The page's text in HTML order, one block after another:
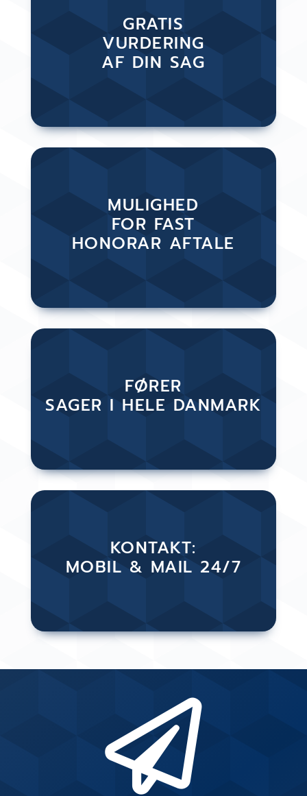
GRATIS
VURDERING
AF DIN SAG
MULIGHED
FOR FAST
HONORAR AFTALE
FØRER
SAGER I HELE DANMARK
KONTAKT:
MOBIL & MAIL 24/7
